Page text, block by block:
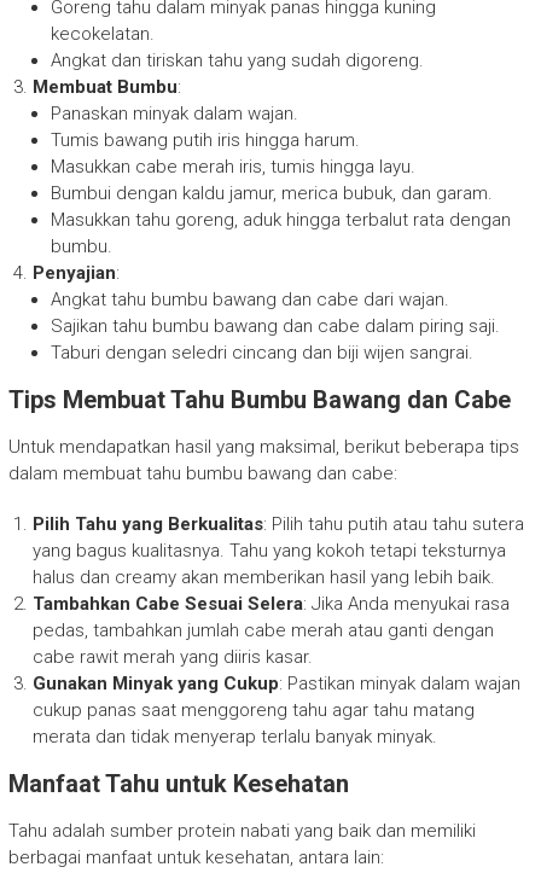
Goreng tahu dalam minyak panas hingga kuning
kecokelatan.
Angkat dan tiriskan tahu yang sudah digoreng.
Membuat Bumbu:
Panaskan minyak dalam wajan.
Tumis bawang putih iris hingga harum.
Masukkan cabe merah iris, tumis hingga layu.
Bumbui dengan kaldu jamur, merica bubuk, dan garam.
Masukkan tahu goreng, aduk hingga terbalut rata dengan
bumbu.
Penyajian:
Angkat tahu bumbu bawang dan cabe dari wajan.
Sajikan tahu bumbu bawang dan cabe dalam piring saji.
Taburi dengan seledri cincang dan biji wijen sangrai.
Tips Membuat Tahu Bumbu Bawang dan Cabe
Untuk mendapatkan hasil yang maksimal, berikut beberapa tips
dalam membuat tahu bumbu bawang dan cabe:
Pilih Tahu yang Berkualitas: Pilih tahu putih atau tahu sutera
yang bagus kualitasnya. Tahu yang kokoh tetapi teksturnya
halus dan creamy akan memberikan hasil yang lebih baik.
Tambahkan Cabe Sesuai Selera: Jika Anda menyukai rasa
pedas, tambahkan jumlah cabe merah atau ganti dengan
cabe rawit merah yang diiris kasar.
Gunakan Minyak yang Cukup: Pastikan minyak dalam wajan
cukup panas saat menggoreng tahu agar tahu matang
merata dan tidak menyerap terlalu banyak minyak.
Manfaat Tahu untuk Kesehatan
Tahu adalah sumber protein nabati yang baik dan memiliki
berbagai manfaat untuk kesehatan, antara lain: